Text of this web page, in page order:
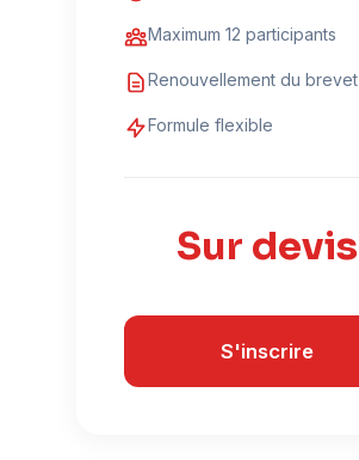
Maximum 12 participants
Renouvellement du brevet
Formule flexible
Sur devis
S'inscrire